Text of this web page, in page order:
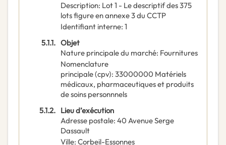
Description: Lot 1 - Le descriptif des 375
lots figure en annexe 3 du CCTP
Identifiant interne: 1
5.1.1. Objet
Nature principale du marché: Fournitures
Nomenclature
principale(cpv): 33000000 Matériels
médicaux, pharmaceutiques et produits
de soins personnnels
5.1.2. Lieu d’exécution
Adresse postale: 40 Avenue Serge
Dassault
Ville: Corbeil-Essonnes